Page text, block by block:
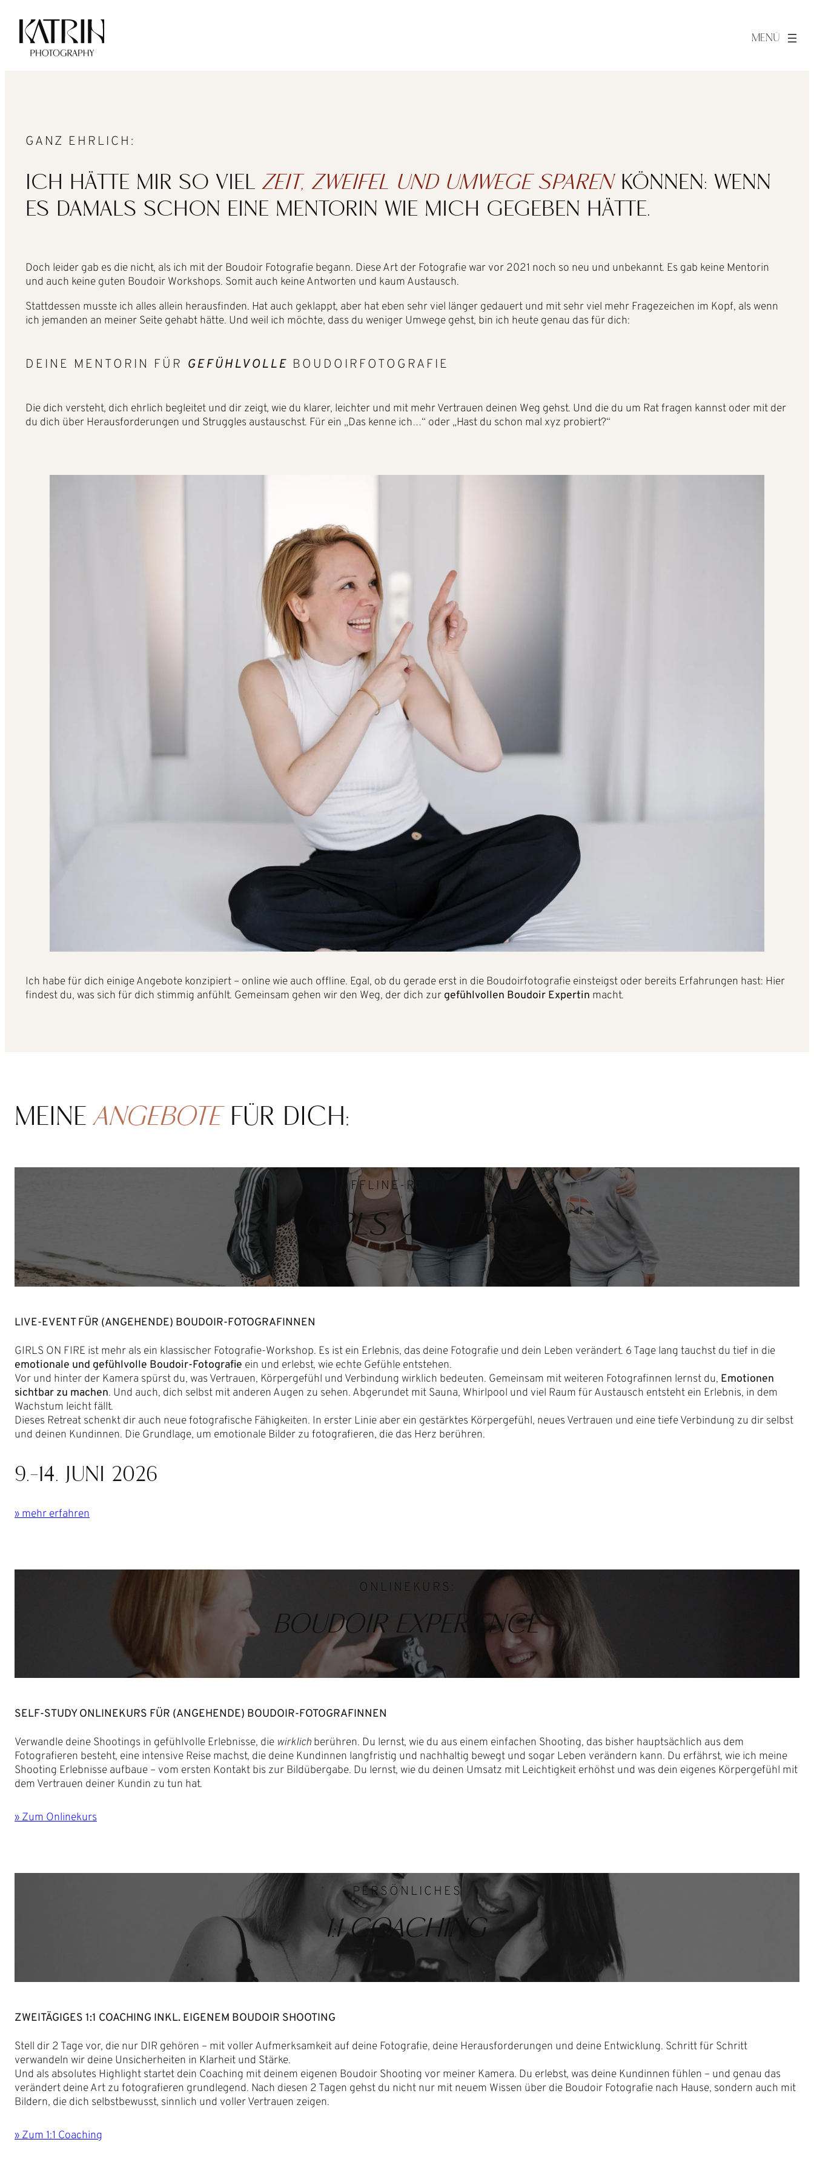
Inhalt
springen
GANZ EHRLICH:
ICH HÄTTE MIR SO VIELZEIT, ZWEIFEL UND UMWEGE SPARENKÖNNEN: WENN
ES DAMALS SCHON EINE MENTORIN WIE MICH GEGEBEN HÄTTE.
Doch leider gab es die nicht, als ich mit der Boudoir Fotografie begann. Diese Art der Fotografie war vor 2021 noch so neu und unbekannt. Es gab keine Mentorin
und auch keine guten Boudoir Workshops. Somit auch keine Antworten und kaum Austausch.
Stattdessen musste ich alles allein herausfinden. Hat auch geklappt, aber hat eben sehr viel länger gedauert und mit sehr viel mehr Fragezeichen im Kopf, als wenn
ich jemanden an meiner Seite gehabt hätte. Und weil ich möchte, dass du weniger Umwege gehst, bin ich heute genau das für dich:
DEINE MENTORIN FÜR GEFÜHLVOLLE BOUDOIRFOTOGRAFIE
Die dich versteht, dich ehrlich begleitet und dir zeigt, wie du klarer, leichter und mit mehr Vertrauen deinen Weg gehst. Und die du um Rat fragen kannst oder mit der
du dich über Herausforderungen und Struggles austauschst. Für ein „Das kenne ich…“ oder „Hast du schon mal xyz probiert?“
Ich habe für dich einige Angebote konzipiert – online wie auch offline. Egal, ob du gerade erst in die Boudoirfotografie einsteigst oder bereits Erfahrungen hast: Hier
findest du, was sich für dich stimmig anfühlt. Gemeinsam gehen wir den Weg, der dich zur gefühlvollen Boudoir Expertin macht.
MEINEANGEBOTEFÜR DICH:
OFFLINE-RETREAT:
GIRLS ON FIRE
LIVE-EVENT FÜR (ANGEHENDE) BOUDOIR-FOTOGRAFINNEN
GIRLS ON FIRE ist mehr als ein klassischer Fotografie-Workshop. Es ist ein Erlebnis, das deine Fotografie und dein Leben verändert. 6 Tage lang tauchst du tief in die
emotionale und gefühlvolle Boudoir-Fotografie ein und erlebst, wie echte Gefühle entstehen.
Vor und hinter der Kamera spürst du, was Vertrauen, Körpergefühl und Verbindung wirklich bedeuten. Gemeinsam mit weiteren Fotografinnen lernst du, Emotionen
sichtbar zu machen. Und auch, dich selbst mit anderen Augen zu sehen. Abgerundet mit Sauna, Whirlpool und viel Raum für Austausch entsteht ein Erlebnis, in dem
Wachstum leicht fällt.
Dieses Retreat schenkt dir auch neue fotografische Fähigkeiten. In erster Linie aber ein gestärktes Körpergefühl, neues Vertrauen und eine tiefe Verbindung zu dir selbst
und deinen Kundinnen. Die Grundlage, um emotionale Bilder zu fotografieren, die das Herz berühren.
9.-14. JUNI 2026
» mehr erfahren
ONLINEKURS:
BOUDOIR EXPERIENCE
SELF-STUDY ONLINEKURS FÜR (ANGEHENDE) BOUDOIR-FOTOGRAFINNEN
Verwandle deine Shootings in gefühlvolle Erlebnisse, die wirklich berühren. Du lernst, wie du aus einem einfachen Shooting, das bisher hauptsächlich aus dem
Fotografieren besteht, eine intensive Reise machst, die deine Kundinnen langfristig und nachhaltig bewegt und sogar Leben verändern kann. Du erfährst, wie ich meine
Shooting Erlebnisse aufbaue – vom ersten Kontakt bis zur Bildübergabe. Du lernst, wie du deinen Umsatz mit Leichtigkeit erhöhst und was dein eigenes Körpergefühl mit
dem Vertrauen deiner Kundin zu tun hat.
» Zum Onlinekurs
PERSÖNLICHES
1:1 COACHING
ZWEITÄGIGES 1:1 COACHING INKL. EIGENEM BOUDOIR SHOOTING
Stell dir 2 Tage vor, die nur DIR gehören – mit voller Aufmerksamkeit auf deine Fotografie, deine Herausforderungen und deine Entwicklung. Schritt für Schritt
verwandeln wir deine Unsicherheiten in Klarheit und Stärke.
Und als absolutes Highlight startet dein Coaching mit deinem eigenen Boudoir Shooting vor meiner Kamera. Du erlebst, was deine Kundinnen fühlen – und genau das
verändert deine Art zu fotografieren grundlegend. Nach diesen 2 Tagen gehst du nicht nur mit neuem Wissen über die Boudoir Fotografie nach Hause, sondern auch mit
Bildern, die dich selbstbewusst, sinnlich und voller Vertrauen zeigen.
» Zum 1:1 Coaching